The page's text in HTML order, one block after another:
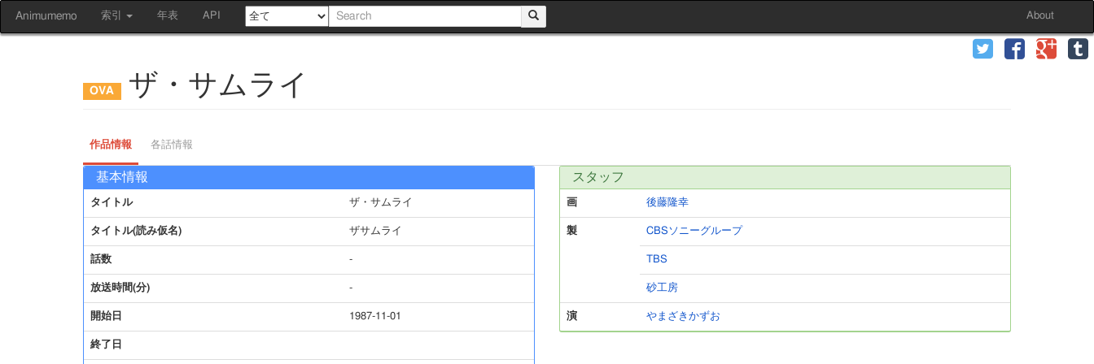
Animumemo 索引 年表 API About
ザ・サムライ
作品情報 各話情報
基本情報
タイトル ザ・サムライ
タイトル(読み仮名) ザサムライ
話数 -
放送時間(分) -
開始日 1987-11-01
終了日
スタッフ
画 後藤隆幸
製 CBSソニーグループ
TBS
砂工房
演 やまざきかずお